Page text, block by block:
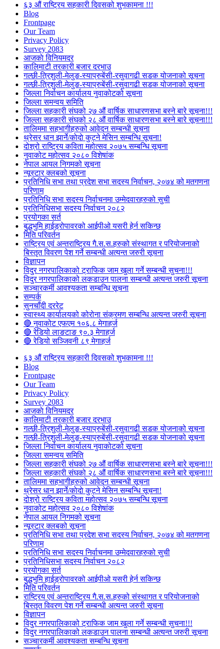
६३ औं राष्ट्रिय सहकारी दिवसको शुभकामना !!!
Blog
Frontpage
Our Team
Privacy Policy
Survey 2083
आजकाे विनियमदर
कालिमाटी तरकारी बजार दरभाउ
गल्छी-त्रिशुली-मेलुङ-स्याप्रुबेंसी-रसुवागढी सडक योजनाको सूचना
गल्छी-त्रिशुली-मेलुङ-स्याप्रुबेंसी-रसुवागढी सडक योजनाको सूचना
जिल्ला निर्वाचन कार्यालय नुवाकोटको सूचना
जिल्ला समन्वय समिति
जिल्ला सहकारी संघको २७ औं वार्षिक साधारणसभा बस्ने बारे सूचना!!!
जिल्ला सहकारी संघको २८ औं वार्षिक साधारणसभा बस्ने बारे सूचना!!!
तालिममा सहभागीहरुको आवेदन सम्बन्धी सूचना
थ्रेसर धान झार्ने/काेदाे कुट्ने मेसिन सम्बन्धि सूचना!
दोश्रो राष्ट्रिय कविता महोत्सव २०७५ सम्बन्धि सूचना
नुवाकोट महोत्सव २०८० विशेषांक
नेपाल आयल निगमको सूचना
न्यूस्टार क्लबको सूचना
प्रतिनिधि सभा तथा प्रदेश सभा सदस्य निर्वाचन, २०७४ को मतगणना
परिणाम
प्रतिनिधि सभा सदस्य निर्वाचनमा उम्मेदवारहरुको सुची
प्रतिनिधिसभा सदस्य निर्वाचन २०८२
प्रयोगका सर्त
बुद्धभुमि हाईड्रोपावरको आईपीओ यसरी हेर्न सकिन्छ
मिति परिवर्तन
राष्ट्रिय एवं अन्तराष्ट्रिय गै.स.स.हरुको संस्थागत र परियोजनाको
बिस्तृत विवरण पेश गर्ने सम्बन्धी अत्यन्त जरुरी सूचना
विज्ञापन
विदुर नगरपालिकाको ट्राफिक जाम खुला गर्ने सम्बन्धी सुचना!!!
विदुर नगरपालिकाको लकडाउन पालना सम्बन्धी अत्यन्त जरुरी सूचना
सञ्चारकर्मी आवश्यकता सम्बन्धि सूचना
सम्पर्क
सुनचाँदी दररेट
स्वास्थ्य कार्यालयको कोरोना संक्रमण सम्बन्धि अत्यन्त जरुरी सूचना
🔴 नुवाकोट एफएम १०६.८ मेगाहर्ज
🔴 रेडियो लाङटाङ ९०.३ मेगाहर्ज
🔴 रेडियो सञ्जिवनी ८९ मेगाहर्ज
६३ औं राष्ट्रिय सहकारी दिवसको शुभकामना !!!
Blog
Frontpage
Our Team
Privacy Policy
Survey 2083
आजकाे विनियमदर
कालिमाटी तरकारी बजार दरभाउ
गल्छी-त्रिशुली-मेलुङ-स्याप्रुबेंसी-रसुवागढी सडक योजनाको सूचना
गल्छी-त्रिशुली-मेलुङ-स्याप्रुबेंसी-रसुवागढी सडक योजनाको सूचना
जिल्ला निर्वाचन कार्यालय नुवाकोटको सूचना
जिल्ला समन्वय समिति
जिल्ला सहकारी संघको २७ औं वार्षिक साधारणसभा बस्ने बारे सूचना!!!
जिल्ला सहकारी संघको २८ औं वार्षिक साधारणसभा बस्ने बारे सूचना!!!
तालिममा सहभागीहरुको आवेदन सम्बन्धी सूचना
थ्रेसर धान झार्ने/काेदाे कुट्ने मेसिन सम्बन्धि सूचना!
दोश्रो राष्ट्रिय कविता महोत्सव २०७५ सम्बन्धि सूचना
नुवाकोट महोत्सव २०८० विशेषांक
नेपाल आयल निगमको सूचना
न्यूस्टार क्लबको सूचना
प्रतिनिधि सभा तथा प्रदेश सभा सदस्य निर्वाचन, २०७४ को मतगणना
परिणाम
प्रतिनिधि सभा सदस्य निर्वाचनमा उम्मेदवारहरुको सुची
प्रतिनिधिसभा सदस्य निर्वाचन २०८२
प्रयोगका सर्त
बुद्धभुमि हाईड्रोपावरको आईपीओ यसरी हेर्न सकिन्छ
मिति परिवर्तन
राष्ट्रिय एवं अन्तराष्ट्रिय गै.स.स.हरुको संस्थागत र परियोजनाको
बिस्तृत विवरण पेश गर्ने सम्बन्धी अत्यन्त जरुरी सूचना
विज्ञापन
विदुर नगरपालिकाको ट्राफिक जाम खुला गर्ने सम्बन्धी सुचना!!!
विदुर नगरपालिकाको लकडाउन पालना सम्बन्धी अत्यन्त जरुरी सूचना
सञ्चारकर्मी आवश्यकता सम्बन्धि सूचना